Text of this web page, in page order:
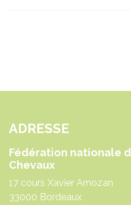
ADRESSE
Fédération nationale
Chevaux
17 cours Xavier Arnozan
33000 Bordeaux